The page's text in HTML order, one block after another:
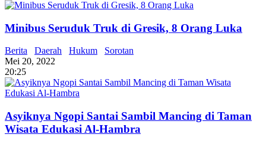
Minibus Seruduk Truk di Gresik, 8 Orang Luka
Berita Daerah Hukum
Sorotan
Mei 20, 2022
20:25
Asyiknya Ngopi Santai Sambil Mancing di Taman
Wisata Edukasi Al-Hambra